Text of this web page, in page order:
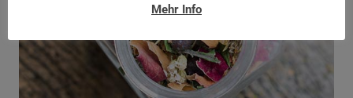
Mehr Info